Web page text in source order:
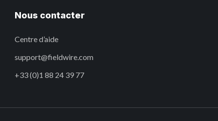
Nous contacter
Centre d’aide
support@fieldwire.com
+33 (0)1 88 24 39 77